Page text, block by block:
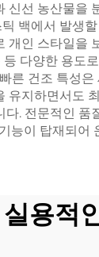
선 농산물
백에서 발생
인 스타일
다양한 용
건조 특성
지하면서도
. 전문적인
능이 탑재되
실용적